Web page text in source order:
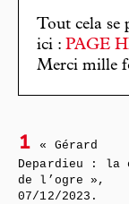
Tout cela se
ici : PAGE
Merci mille
1
« Gérard
Depardieu : la
de l’ogre »,
07/12/2023.